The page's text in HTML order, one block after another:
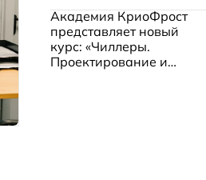
Академия КриоФрост
представляет новый
курс: «Чиллеры.
Проектирование и